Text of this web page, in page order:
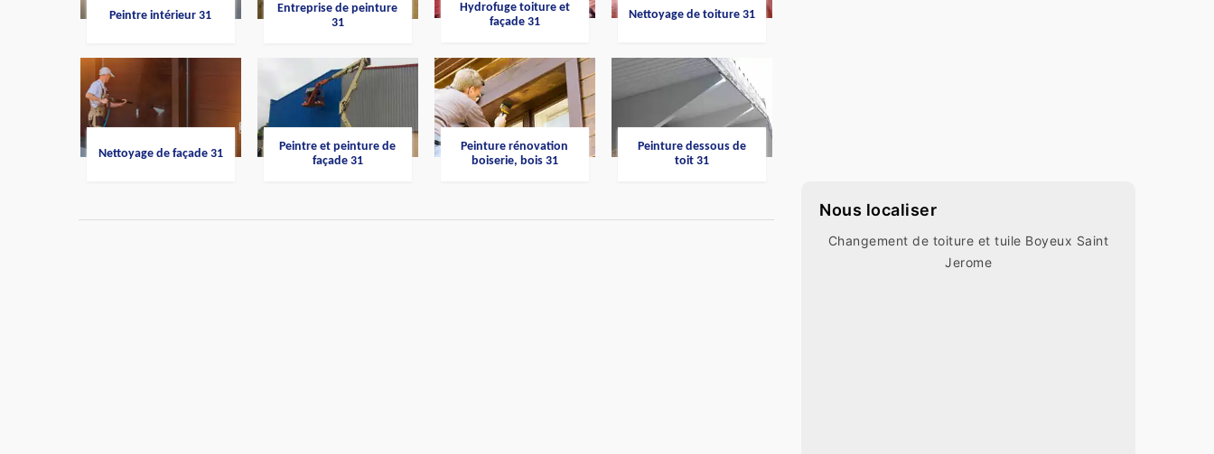
Peintre intérieur 31
Entreprise de peinture
31
Hydrofuge toiture et
façade 31
Nettoyage de toiture 31
Nettoyage de façade 31
Peintre et peinture de
façade 31
Peinture rénovation
boiserie, bois 31
Peinture dessous de
toit 31
Nous localiser
Changement de toiture et tuile Boyeux Saint
Jerome